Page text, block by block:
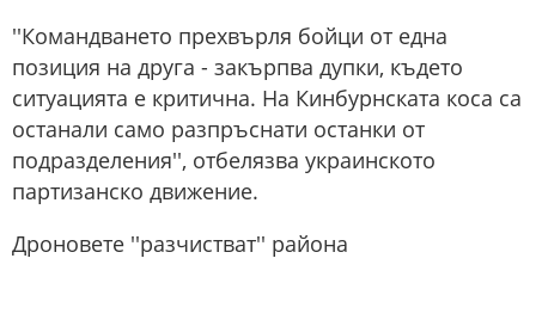
''Командването прехвърля бойци от една
позиция на друга - закърпва дупки, където
ситуацията е критична. На Кинбурнската коса са
останали само разпръснати останки от
подразделения'', отбелязва украинското
партизанско движение.
Дроновете ''разчистват'' района